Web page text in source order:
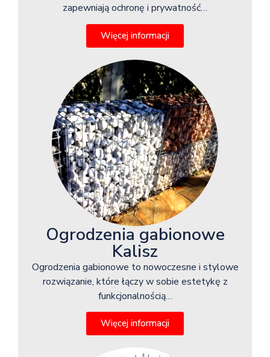
zapewniają ochronę i prywatność…
Więcej informacji
Ogrodzenia gabionowe
Kalisz
Ogrodzenia gabionowe to nowoczesne i stylowe
rozwiązanie, które łączy w sobie estetykę z
funkcjonalnością…
Więcej informacji